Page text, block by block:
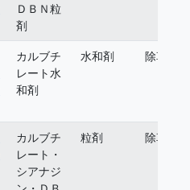
ＤＢＮ粒
剤
カルブチ
レート水
和剤
水和剤 除草剤
カルブチ
レート・
シアナジ
粒剤 除草剤